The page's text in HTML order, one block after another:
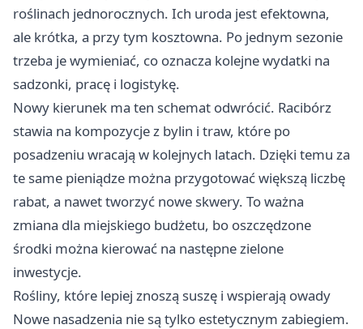
roślinach jednorocznych. Ich uroda jest efektowna,
ale krótka, a przy tym kosztowna. Po jednym sezonie
trzeba je wymieniać, co oznacza kolejne wydatki na
sadzonki, pracę i logistykę.
Nowy kierunek ma ten schemat odwrócić. Racibórz
stawia na kompozycje z bylin i traw, które po
posadzeniu wracają w kolejnych latach. Dzięki temu za
te same pieniądze można przygotować większą liczbę
rabat, a nawet tworzyć nowe skwery. To ważna
zmiana dla miejskiego budżetu, bo oszczędzone
środki można kierować na następne zielone
inwestycje.
Rośliny, które lepiej znoszą suszę i wspierają owady
Nowe nasadzenia nie są tylko estetycznym zabiegiem.